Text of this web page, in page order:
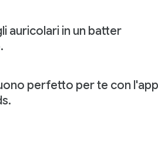
auricolari in un batter
perfetto per te con l'app